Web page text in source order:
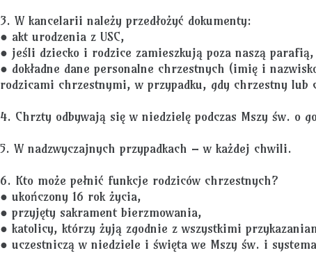
3. W kancelarii należy przedłożyć dokumenty:
● akt urodzenia z USC,
● jeśli dziecko i rodzice zamieszkują poza naszą
● dokładne dane personalne chrzestnych (imię i
rodzicami chrzestnymi, w przypadku, gdy chrzestny lub
4. Chrzty odbywają się w niedzielę podczas Mszy św. o
5. W nadzwyczajnych przypadkach – w każdej chwili.
6. Kto może pełnić funkcje rodziców chrzestnych?
● ukończony 16 rok życia,
● przyjęty sakrament bierzmowania,
● katolicy, którzy żyją zgodnie z wszystkimi
● uczestniczą w niedziele i święta we Mszy św. i